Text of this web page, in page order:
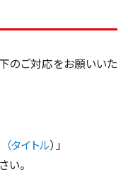
のご対応をお願いいた
タイトル）」
い。